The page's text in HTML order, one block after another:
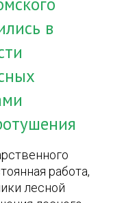
в
работа,
лесной